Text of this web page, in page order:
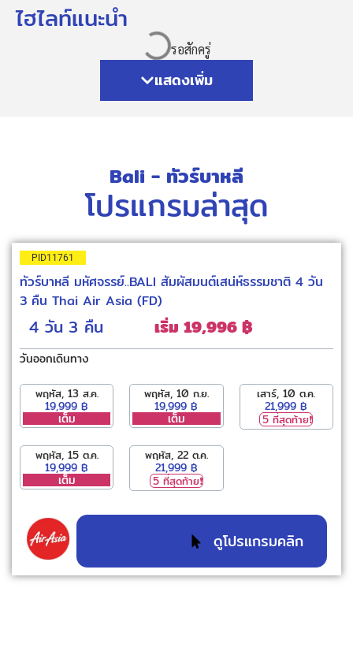
ไฮไลท์แนะนำ
แสดงเพิ่ม
Bali - ทัวร์บาหลี
โปรแกรมล่าสุด
PID11761
ทัวร์บาหลี มหัศจรรย์..BALI สัมผัสมนต์เสน่ห์ธรรมชาติ 4 วัน
3 คืน Thai Air Asia (FD)
4 วัน 3 คืน เริ่ม 19,996 ฿
วันออกเดินทาง
พฤหัส, 13 ส.ค.
19,999 ฿
เต็ม
พฤหัส, 10 ก.ย.
19,999 ฿
เต็ม
เสาร์, 10 ต.ค.
21,999 ฿
5 ที่สุดท้าย❗️
พฤหัส, 15 ต.ค.
19,999 ฿
เต็ม
พฤหัส, 22 ต.ค.
21,999 ฿
5 ที่สุดท้าย❗️
ดูโปรแกรมคลิก